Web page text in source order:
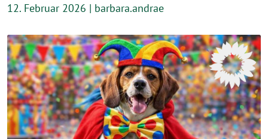
12. Februar 2026 | barbara.andrae